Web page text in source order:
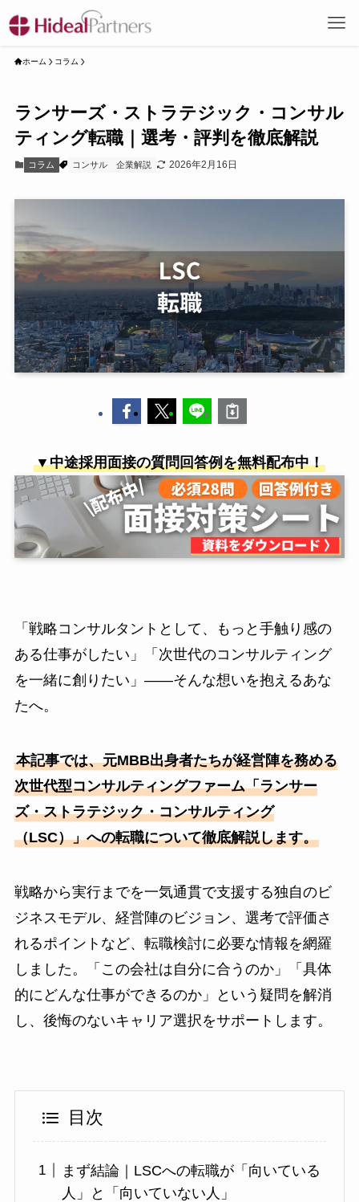
ホーム コラム
ランサーズ・ストラテジック・コンサル
ティング転職｜選考・評判を徹底解説
コラム コンサル 企業解説 2026年2月16日
▼中途採用面接の質問回答例を無料配布中！
「戦略コンサルタントとして、もっと手触り感の
ある仕事がしたい」「次世代のコンサルティング
を一緒に創りたい」——そんな想いを抱えるあな
たへ。
本記事では、元MBB出身者たちが経営陣を務める
次世代型コンサルティングファーム「ランサー
ズ・ストラテジック・コンサルティング
（LSC）」への転職について徹底解説します。
戦略から実行までを一気通貫で支援する独自のビ
ジネスモデル、経営陣のビジョン、選考で評価さ
れるポイントなど、転職検討に必要な情報を網羅
しました。「この会社は自分に合うのか」「具体
的にどんな仕事ができるのか」という疑問を解消
し、後悔のないキャリア選択をサポートします。
目次
まず結論｜LSCへの転職が「向いている
人」と「向いていない人」